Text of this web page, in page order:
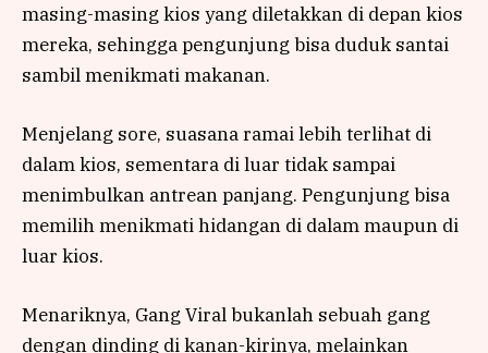
masing-masing kios yang diletakkan di depan kios
mereka, sehingga pengunjung bisa duduk santai
sambil menikmati makanan.
Menjelang sore, suasana ramai lebih terlihat di
dalam kios, sementara di luar tidak sampai
menimbulkan antrean panjang. Pengunjung bisa
memilih menikmati hidangan di dalam maupun di
luar kios.
Menariknya, Gang Viral bukanlah sebuah gang
dengan dinding di kanan-kirinya, melainkan